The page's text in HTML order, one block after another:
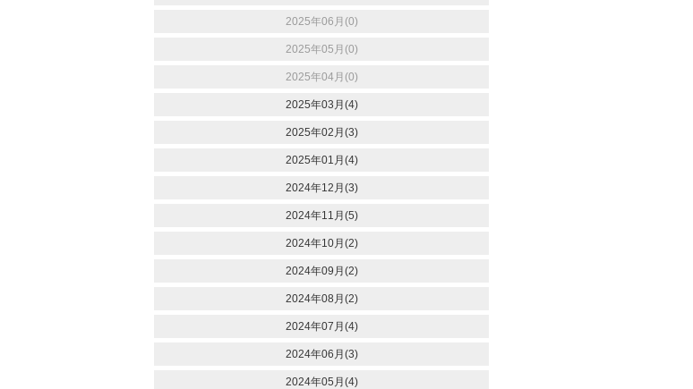
2025年06月(0)
2025年05月(0)
2025年04月(0)
2025年03月(4)
2025年02月(3)
2025年01月(4)
2024年12月(3)
2024年11月(5)
2024年10月(2)
2024年09月(2)
2024年08月(2)
2024年07月(4)
2024年06月(3)
2024年05月(4)